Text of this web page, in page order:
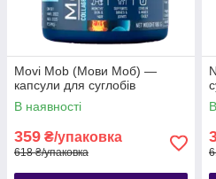
Movi Mob (Мови Моб) —
капсули для суглобів
В наявності
359 ₴/упаковка
618 ₴/упаковка